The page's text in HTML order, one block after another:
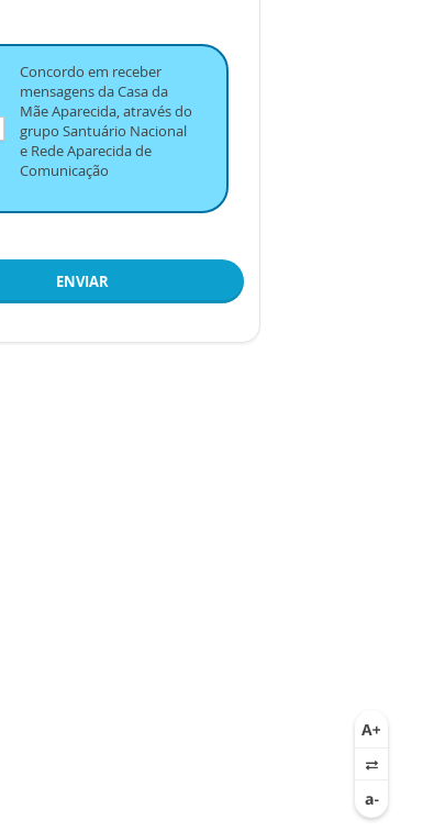
Concordo em receber
mensagens da Casa da
Mãe Aparecida, através do
grupo Santuário Nacional
e Rede Aparecida de
Comunicação
ENVIAR